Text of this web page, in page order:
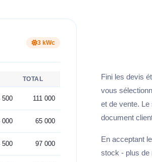
3 kWc
TOTAL
500 111 000
000 65 000
500 97 000
Fini les devis
vous
et de vente.
document
En acceptant
stock - plus de